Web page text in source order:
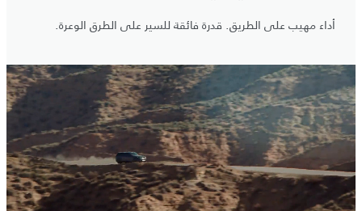
أداء مهيب على الطريق. قدرة فائقة للسير على الطرق الوعرة.